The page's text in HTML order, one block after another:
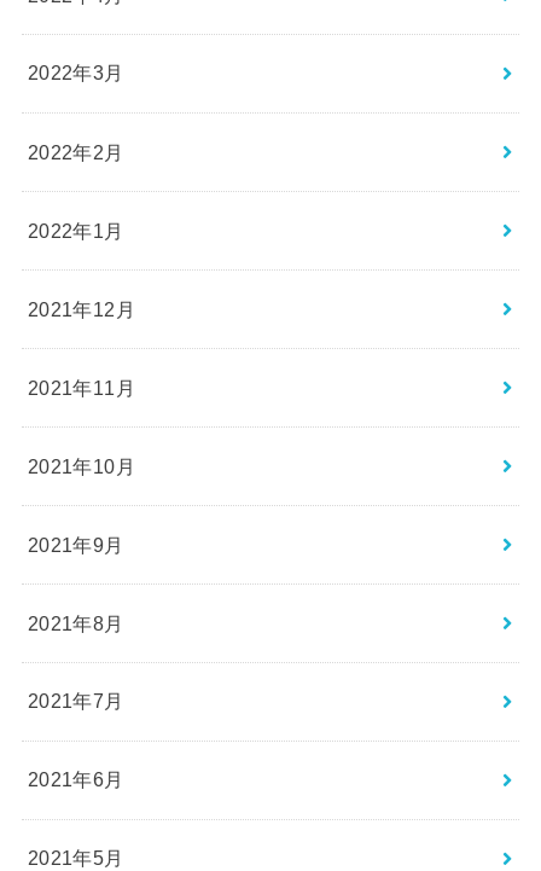
2022年3月
2022年2月
2022年1月
2021年12月
2021年11月
2021年10月
2021年9月
2021年8月
2021年7月
2021年6月
2021年5月